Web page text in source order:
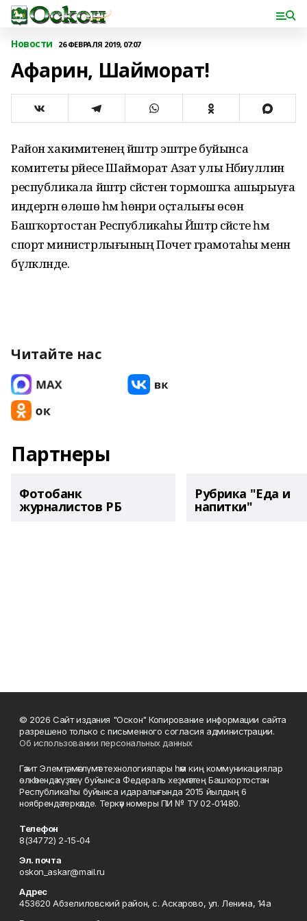
Новости 26 ФЕВРАЛЯ 2019, 07:07
Афарин, Шайморат!
Район хакимиәтенең йәштәр эштәре буйынса
комитеты рәйесе Шайморат Азат улы Нәбиуллин
республикала йәштәр сәйәсәтен тормошҡа ашырыуға
индергән өлөшө һәм һөнәри оҫталығы өсөн
Башҡортостан Республикаһы Йәштәр сәйәсәте һәм
спорт министрлығының Почет грамотаһы менән
бүләкләнде.
Читайте нас
Партнеры
Фотобанк
журналистов РБ
Рубрика "Еда и
напитки"
© 2026 Сайт издания "Оскон" Копирование информации сайта
разрешено только с письменного согласия администрации.
Об использовании персональных данных
Гәзит Элемтә, мәғлүмәт технологиялары һәм киң коммуникациялар
өлкәһендә күҙәтеү буйынса Федераль хеҙмәттең Башҡортостан
Республикаһы буйынса идаралығында 2015 йылдың 6
ноябрендә теркәлде. Теркәү номеры ПИ № ТУ 02-01480.
Телефон
8(34772) 2-15-04
Эл. почта
oskon_askar@mail.ru
Адрес
453620 Абзелиловский район, с. Аскарово, ул. Ленина, 14а